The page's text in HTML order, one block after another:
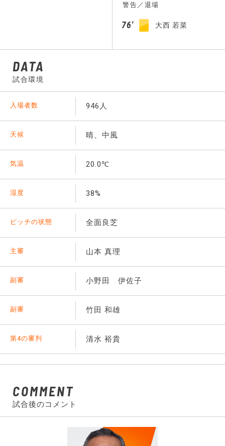
警告／退場
76′ 大西 若菜
DATA
試合環境
入場者数 946人
天候 晴、中風
気温 20.0℃
湿度 38%
ピッチの状態 全面良芝
主審 山本 真理
副審 小野田 伊佐子
副審 竹田 和雄
第4の審判 清水 裕貴
COMMENT
試合後のコメント